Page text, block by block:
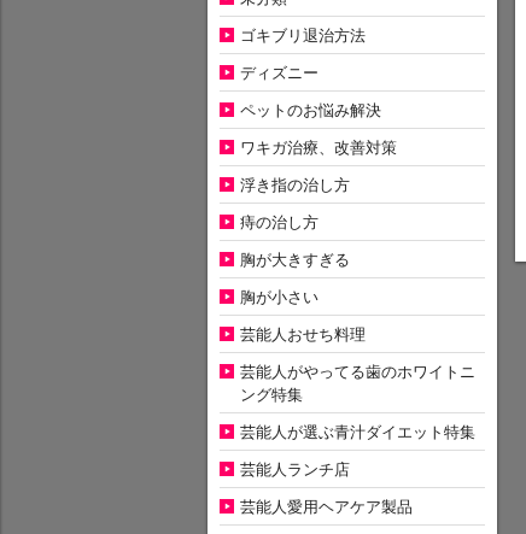
ゴキブリ退治方法
ディズニー
ペットのお悩み解決
ワキガ治療、改善対策
浮き指の治し方
痔の治し方
胸が大きすぎる
胸が小さい
芸能人おせち料理
芸能人がやってる歯のホワイトニ
ング特集
芸能人が選ぶ青汁ダイエット特集
芸能人ランチ店
芸能人愛用ヘアケア製品